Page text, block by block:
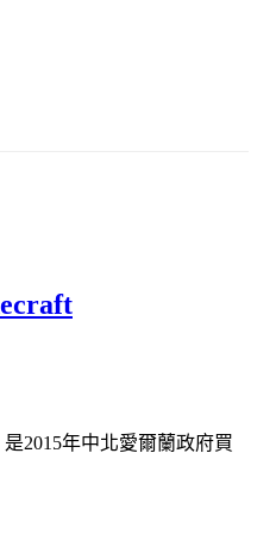
2015年中北愛爾蘭政府買